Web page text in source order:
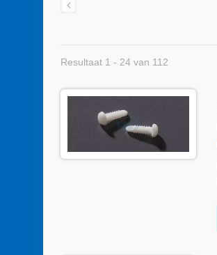
Resultaat 1 - 24 van 112